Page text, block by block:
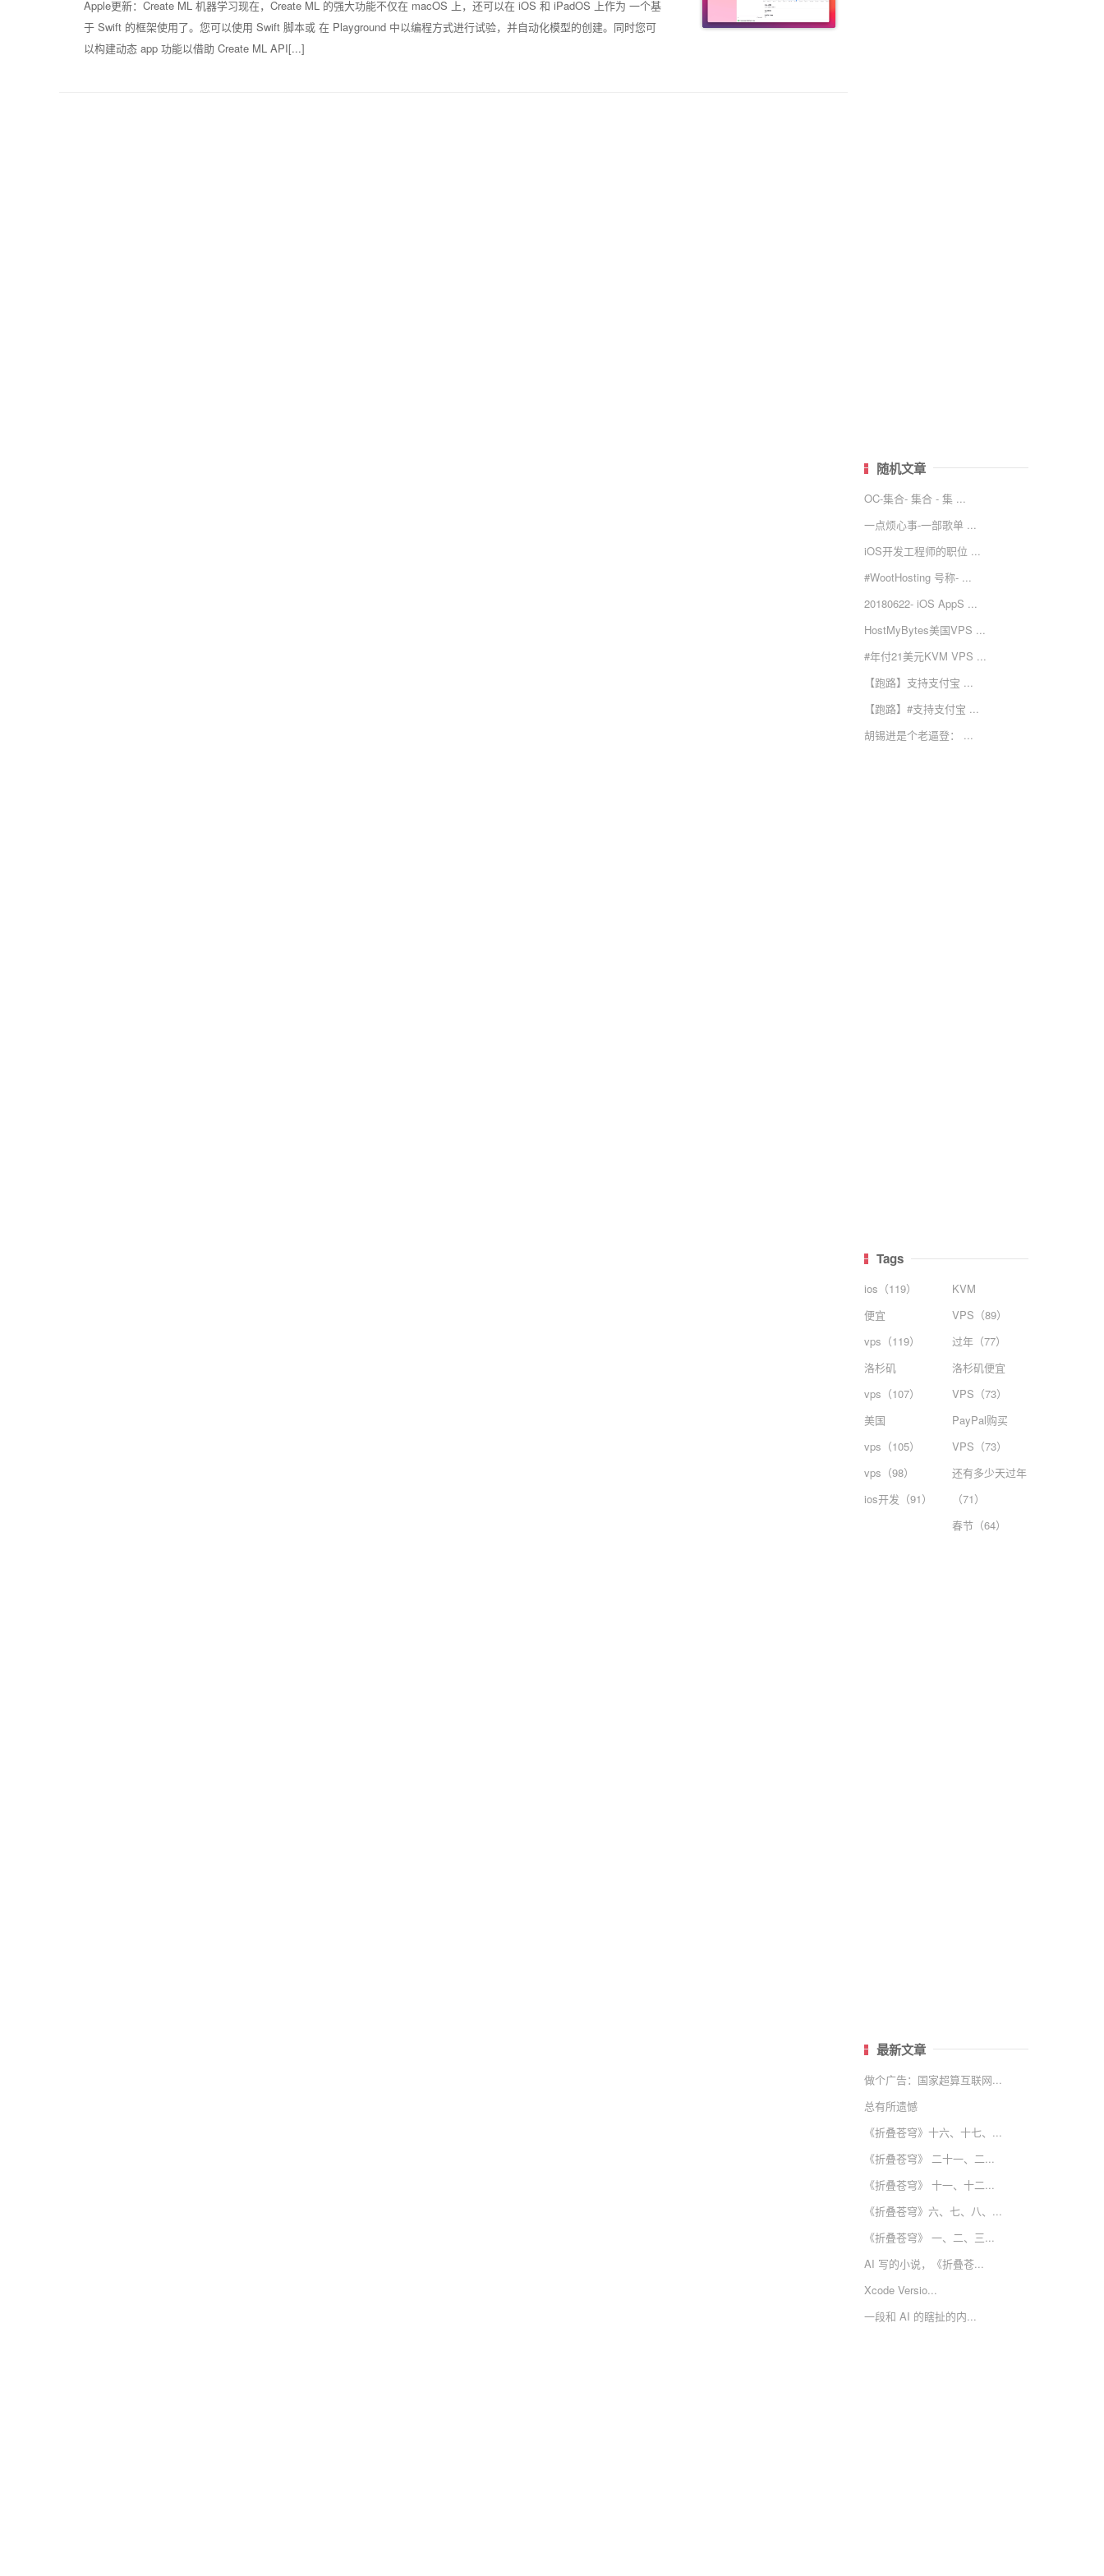
Apple更新：Create ML 机器学习现在，Create ML 的强大功能不仅在 macOS 上，还可以在 iOS 和 iPadOS 上作为 一个基
于 Swift 的框架使用了。您可以使用 Swift 脚本或 在 Playground 中以编程方式进行试验，并自动化模型的创建。同时您可
以构建动态 app 功能以借助 Create ML API[...]
随机文章
OC-集合- 集合 - 集 ...
一点烦心事-一部歌单 ...
iOS开发工程师的职位 ...
#WootHosting 号称- ...
20180622- iOS AppS ...
HostMyBytes美国VPS ...
#年付21美元KVM VPS ...
【跑路】支持支付宝 ...
【跑路】#支持支付宝 ...
胡锡进是个老逼登： ...
Tags
ios（119）
便宜
vps（119）
洛杉矶
vps（107）
美国
vps（105）
vps（98）
ios开发（91）
KVM
VPS（89）
过年（77）
洛杉矶便宜
VPS（73）
PayPal购买
VPS（73）
还有多少天过年
（71）
春节（64）
最新文章
做个广告：国家超算互联网...
总有所遗憾
《折叠苍穹》十六、十七、...
《折叠苍穹》 二十一、二...
《折叠苍穹》 十一、十二...
《折叠苍穹》六、七、八、...
《折叠苍穹》 一、二、三...
AI 写的小说，《折叠苍...
Xcode Versio...
一段和 AI 的瞎扯的内...